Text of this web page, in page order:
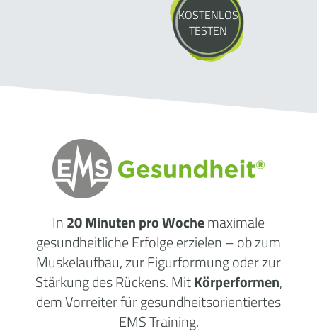
KOSTENLOS
TESTEN
In20 Minuten pro Wochemaximale
gesundheitliche Erfolge erzielen – ob zum
Muskelaufbau, zur Figurformung oder zur
Stärkung des Rückens. MitKörperformen,
dem Vorreiter für gesundheitsorientiertes
EMS Training.